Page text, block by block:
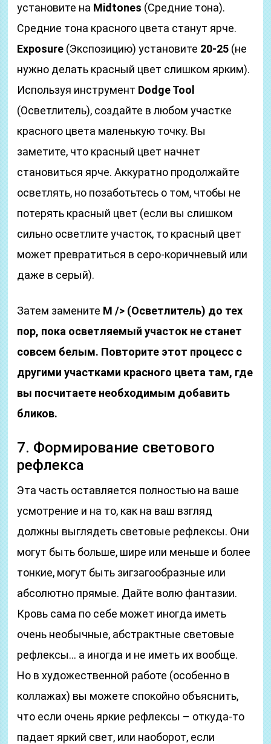
установите на Midtones (Средние тона).
Средние тона красного цвета станут ярче.
Exposure (Экспозицию) установите 20-25 (не
нужно делать красный цвет слишком ярким).
Используя инструмент Dodge Tool
(Осветлитель), создайте в любом участке
красного цвета маленькую точку. Вы
заметите, что красный цвет начнет
становиться ярче. Аккуратно продолжайте
осветлять, но позаботьтесь о том, чтобы не
потерять красный цвет (если вы слишком
сильно осветлите участок, то красный цвет
может превратиться в серо-коричневый или
даже в серый).
Затем замените M /> (Осветлитель) до тех
пор, пока осветляемый участок не станет
совсем белым. Повторите этот процесс с
другими участками красного цвета там, где
вы посчитаете необходимым добавить
бликов.
7. Формирование светового
рефлекса
Эта часть оставляется полностью на ваше
усмотрение и на то, как на ваш взгляд
должны выглядеть световые рефлексы. Они
могут быть больше, шире или меньше и более
тонкие, могут быть зигзагообразные или
абсолютно прямые. Дайте волю фантазии.
Кровь сама по себе может иногда иметь
очень необычные, абстрактные световые
рефлексы… а иногда и не иметь их вообще.
Но в художественной работе (особенно в
коллажах) вы можете спокойно объяснить,
что если очень яркие рефлексы – откуда-то
падает яркий свет, или наоборот, если